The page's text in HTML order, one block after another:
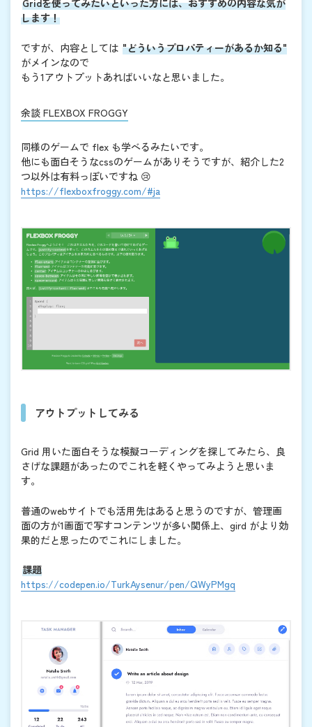
Gridを使ってみたいといった方には、おすすめの内容な気が
します！
ですが、内容としては "どういうプロパティーがあるか知る"
がメインなので
もう1アウトプットあればいいなと思いました。
余談 FLEXBOX FROGGY
同様のゲームで flex も学べるみたいです。
他にも面白そうなcssのゲームがありそうですが、紹介した2
つ以外は有料っぽいですね 😢
https://flexboxfroggy.com/#ja
アウトプットしてみる
Grid 用いた面白そうな模擬コーディングを探してみたら、良
さげな課題があったのでこれを軽くやってみようと思いま
す。
普通のwebサイトでも活用先はあると思うのですが、管理画
面の方が1画面で写すコンテンツが多い関係上、gird がより効
果的だと思ったのでこれにしました。
課題
https://codepen.io/TurkAysenur/pen/QWyPMgq